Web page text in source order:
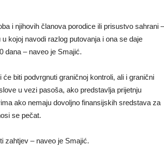
i njihovih članova porodice ili prisustvo sahrani –
kojoj navodi razlog putovanja i ona se daje
dana – naveo je Smajić.
biti podvrgnuti graničnoj kontroli, ali i granični
u vezi pasoša, ako predstavlja prijetnju
ako nemaju dovoljno finansijskih sredstava za
se pečat.
zahtjev – naveo je Smajić.